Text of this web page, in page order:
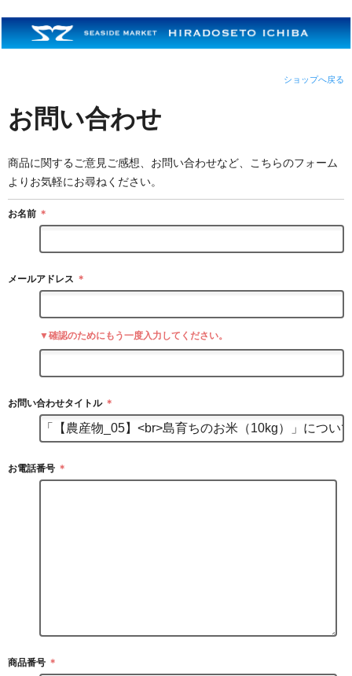
ショップへ戻る
お問い合わせ
商品に関するご意見ご感想、お問い合わせなど、こちらのフォーム
よりお気軽にお尋ねください。
お名前 ＊
メールアドレス ＊
▼確認のためにもう一度入力してください。
お問い合わせタイトル ＊
お電話番号 ＊
商品番号 ＊